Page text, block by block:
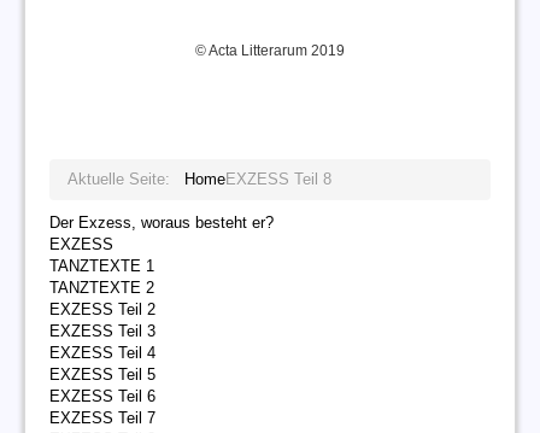
© Acta Litterarum 2019
Aktuelle Seite: HomeEXZESS Teil 8
Der Exzess, woraus besteht er?
EXZESS
TANZTEXTE 1
TANZTEXTE 2
EXZESS Teil 2
EXZESS Teil 3
EXZESS Teil 4
EXZESS Teil 5
EXZESS Teil 6
EXZESS Teil 7